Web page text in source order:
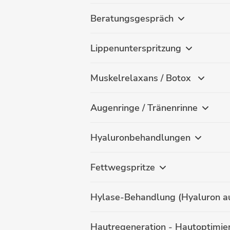
Beratungsgespräch
Lippenunterspritzung
Muskelrelaxans / Botox
Augenringe / Tränenrinne
Hyaluronbehandlungen
Fettwegspritze
Hylase-Behandlung (Hyaluron
Hautregeneration -